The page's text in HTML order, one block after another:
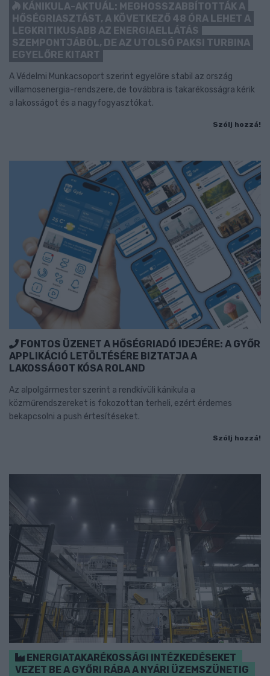
KÁNIKULA-AKTUÁL: MEGHOSSZABBÍTOTTÁK A
HŐSÉGRIASZTÁST, A KÖVETKEZŐ 48 ÓRA LEHET A
LEGKRITIKUSABB AZ ENERGIAELLÁTÁS
SZEMPONTJÁBÓL, DE AZ UTOLSÓ PAKSI TURBINA
EGYELŐRE KITART
A Védelmi Munkacsoport szerint egyelőre stabil az ország
villamosenergia-rendszere, de továbbra is takarékosságra kérik
a lakosságot és a nagyfogyasztókat.
Szólj hozzá!
FONTOS ÜZENET A HŐSÉGRIADÓ IDEJÉRE: A GYŐR
APPLIKÁCIÓ LETÖLTÉSÉRE BIZTATJA A
LAKOSSÁGOT KÓSA ROLAND
Az alpolgármester szerint a rendkívüli kánikula a
közműrendszereket is fokozottan terheli, ezért érdemes
bekapcsolni a push értesítéseket.
Szólj hozzá!
ENERGIATAKARÉKOSSÁGI INTÉZKEDÉSEKET
VEZET BE A GYŐRI RÁBA A NYÁRI ÜZEMSZÜNETIG